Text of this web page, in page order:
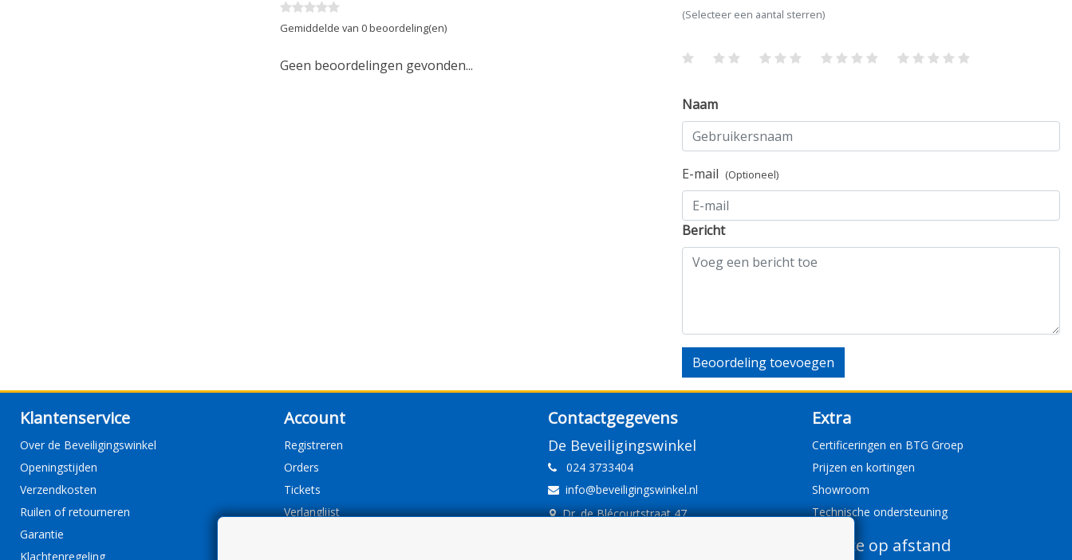
Gemiddelde van 0 beoordeling(en)
Geen beoordelingen gevonden...
(Selecteer een aantal sterren)
Naam
E-mail (Optioneel)
Bericht
Beoordeling toevoegen
Klantenservice
Over de Beveiligingswinkel
Openingstijden
Verzendkosten
Ruilen of retourneren
Garantie
Klachtenregeling
Account
Registreren
Orders
Tickets
Verlanglijst
Contactgegevens
De Beveiligingswinkel
024 3733404
info@beveiligingswinkel.nl
Dr. de Blécourtstraat 47
Extra
Certificeringen en BTG Groep
Prijzen en kortingen
Showroom
Technische ondersteuning
Service op afstand